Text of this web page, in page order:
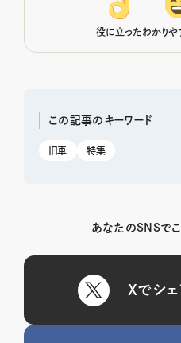
役に立ったわかりや
この記事のキーワード
旧車 特集
あなたのSNSでこ
Xでシェ